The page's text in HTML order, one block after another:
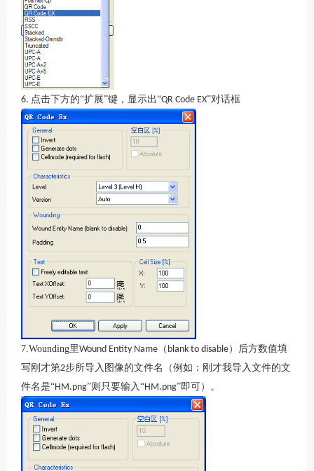
6. 点击下方的“扩展”键，显示出“QR Code EX”对话框
7.Wounding里Wound Entity Name （ blank to disable）后方数值填
写刚才第2步所导入图像的文件名（例如：刚才我导入文件的文
件名是“HM.png”则只要输入“HM.png”即可）。